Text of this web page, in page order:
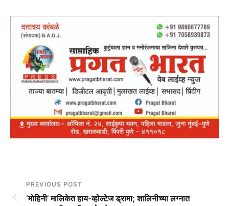
PREVIOUS POST
‘मोहिनी’ मालिकेत हाय-व्होल्टेज ड्रामा; शालिनीच्या लग्नात